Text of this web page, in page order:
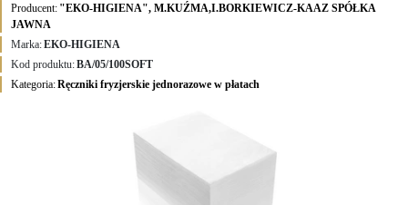
Producent: "EKO-HIGIENA", M.KUŹMA,I.BORKIEWICZ-KAAZ SPÓŁKA
JAWNA
Marka:EKO-HIGIENA
Kod produktu:BA/05/100SOFT
Kategoria:Ręczniki fryzjerskie jednorazowe w płatach